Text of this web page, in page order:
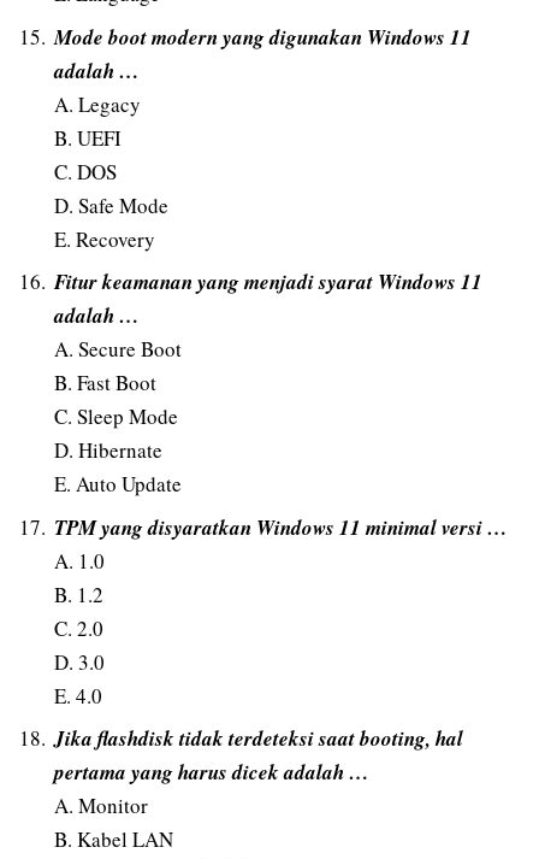
Mode boot modern yang digunakan Windows 11
adalah …
A. Legacy
B. UEFI
C. DOS
D. Safe Mode
E. Recovery
Fitur keamanan yang menjadi syarat Windows 11
adalah …
A. Secure Boot
B. Fast Boot
C. Sleep Mode
D. Hibernate
E. Auto Update
TPM yang disyaratkan Windows 11 minimal versi …
A. 1.0
B. 1.2
C. 2.0
D. 3.0
E. 4.0
Jika flashdisk tidak terdeteksi saat booting, hal
pertama yang harus dicek adalah …
A. Monitor
B. Kabel LAN